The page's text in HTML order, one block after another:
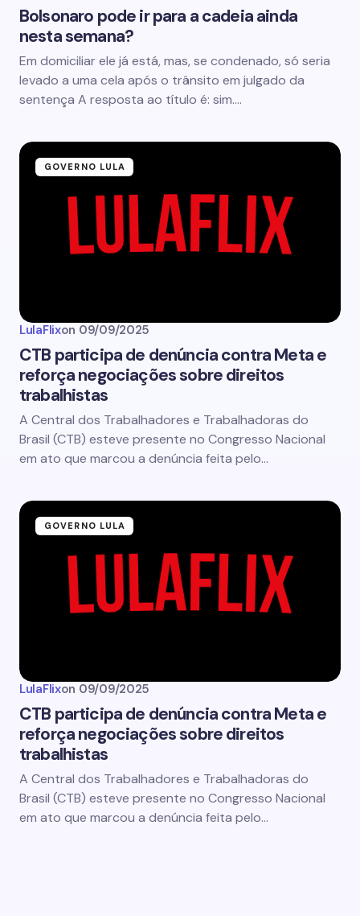
Bolsonaro pode ir para a cadeia ainda
nesta semana?
Em domiciliar ele já está, mas, se condenado, só seria
levado a uma cela após o trânsito em julgado da
sentença A resposta ao título é: sim.…
GOVERNO LULA
LulaFlixon 09/09/2025
CTB participa de denúncia contra Meta e
reforça negociações sobre direitos
trabalhistas
A Central dos Trabalhadores e Trabalhadoras do
Brasil (CTB) esteve presente no Congresso Nacional
em ato que marcou a denúncia feita pelo…
GOVERNO LULA
LulaFlixon 09/09/2025
CTB participa de denúncia contra Meta e
reforça negociações sobre direitos
trabalhistas
A Central dos Trabalhadores e Trabalhadoras do
Brasil (CTB) esteve presente no Congresso Nacional
em ato que marcou a denúncia feita pelo…